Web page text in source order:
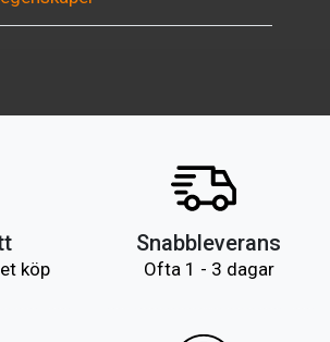
köp
Snabbleverans
Ofta 1 - 3 dagar